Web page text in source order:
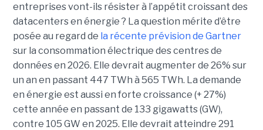
entreprises vont-ils résister à l’appétit croissant des
datacenters en énergie ? La question mérite d’être
posée au regard de la récente prévision de Gartner
sur la consommation électrique des centres de
données en 2026. Elle devrait augmenter de 26% sur
un an en passant 447 TWh à 565 TWh. La demande
en énergie est aussi en forte croissance (+ 27%)
cette année en passant de 133 gigawatts (GW),
contre 105 GW en 2025. Elle devrait atteindre 291